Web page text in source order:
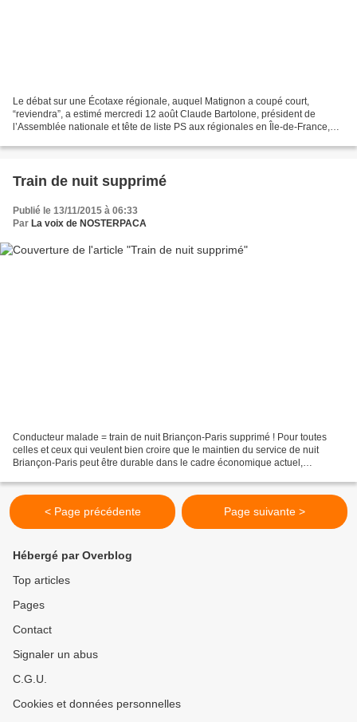
Le débat sur une Écotaxe régionale, auquel Matignon a coupé court,
“reviendra”, a estimé mercredi 12 août Claude Bartolone, président de
l’Assemblée nationale et tête de liste PS aux régionales en Île-de-France,
Train de nuit supprimé
Publié le 13/11/2015 à 06:33
Par La voix de NOSTERPACA
Conducteur malade = train de nuit Briançon-Paris supprimé ! Pour toutes
celles et ceux qui veulent bien croire que le maintien du service de nuit
Briançon-Paris peut être durable dans le cadre économique actuel,
< Page précédente Page suivante >
Hébergé par Overblog
Top articles
Pages
Contact
Signaler un abus
C.G.U.
Cookies et données personnelles